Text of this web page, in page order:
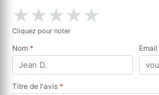
★★★★★
Cliquez pour noter
Nom * Email
Titre de l'avis *